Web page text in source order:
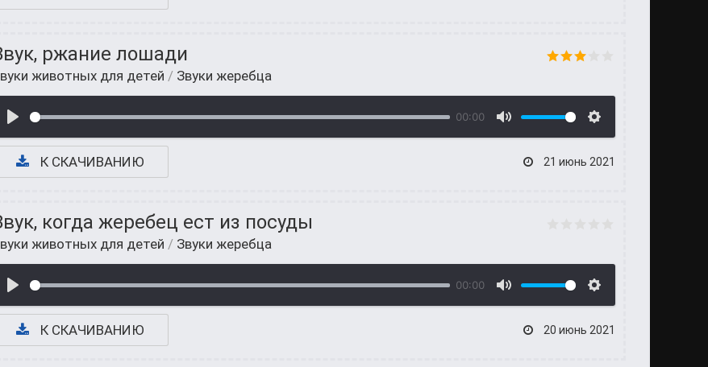
ржание лошади
животных для детей / Звуки жеребца
00:00
К СКАЧИВАНИЮ 21 июнь 2021
когда жеребец ест из посуды
животных для детей / Звуки жеребца
00:00
К СКАЧИВАНИЮ 20 июнь 2021